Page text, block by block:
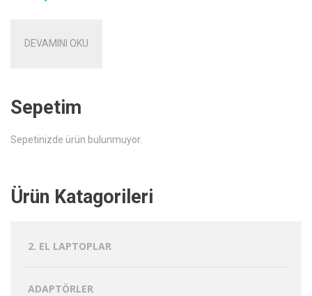
DEVAMINI OKU
Sepetim
Sepetinizde ürün bulunmuyor.
Ürün Katagorileri
2. EL LAPTOPLAR
ADAPTÖRLER